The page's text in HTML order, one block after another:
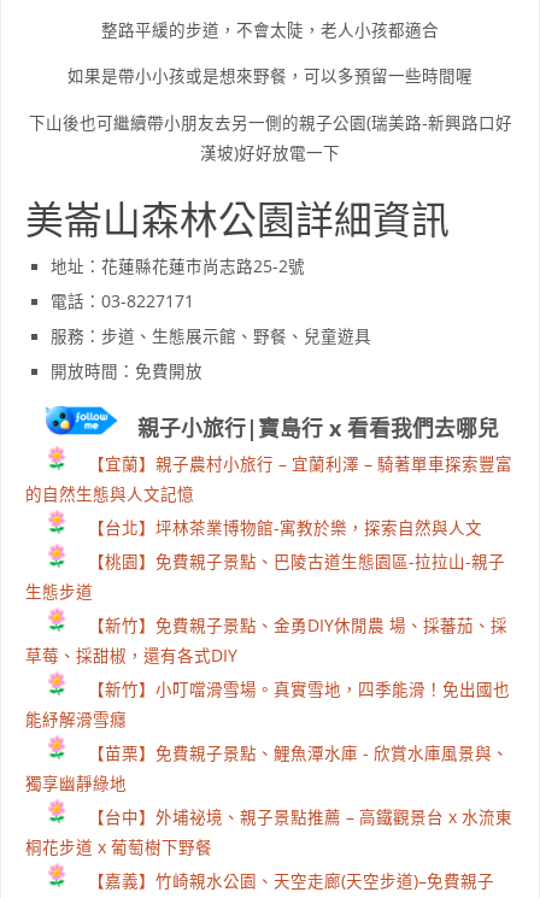
整路平緩的步道，不會太陡，老人小孩都適合
如果是帶小小孩或是想來野餐，可以多預留一些時間喔
下山後也可繼續帶小朋友去另一側的親子公園(瑞美路-新興路口好
漢坡)好好放電一下
美崙山森林公園詳細資訊
地址：花蓮縣花蓮市尚志路25-2號
電話：03-8227171
服務：步道、生態展示館、野餐、兒童遊具
開放時間：免費開放
親子小旅行|寶島行 x 看看我們去哪兒
【宜蘭】親子農村小旅行 – 宜蘭利澤 – 騎著單車探索豐富
的自然生態與人文記憶
【台北】坪林茶業博物館-寓教於樂，探索自然與人文
【桃園】免費親子景點、巴陵古道生態園區-拉拉山-親子
生態步道
【新竹】免費親子景點、金勇DIY休閒農 場、採蕃茄、採
草莓、採甜椒，還有各式DIY
【新竹】小叮噹滑雪場。真實雪地，四季能滑！免出國也
能紓解滑雪癮
【苗栗】免費親子景點、鯉魚潭水庫 - 欣賞水庫風景與、
獨享幽靜綠地
【台中】外埔祕境、親子景點推薦 – 高鐵觀景台 x 水流東
桐花步道 x 葡萄樹下野餐
【嘉義】竹崎親水公園、天空走廊(天空步道)–免費親子